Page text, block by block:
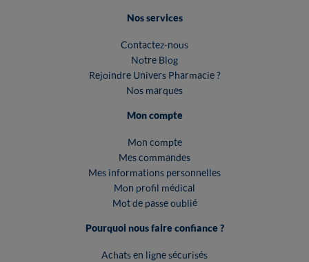
Nos services
Contactez-nous
Notre Blog
Rejoindre Univers Pharmacie ?
Nos marques
Mon compte
Mon compte
Mes commandes
Mes informations personnelles
Mon profil médical
Mot de passe oublié
Pourquoi nous faire confiance ?
Achats en ligne sécurisés